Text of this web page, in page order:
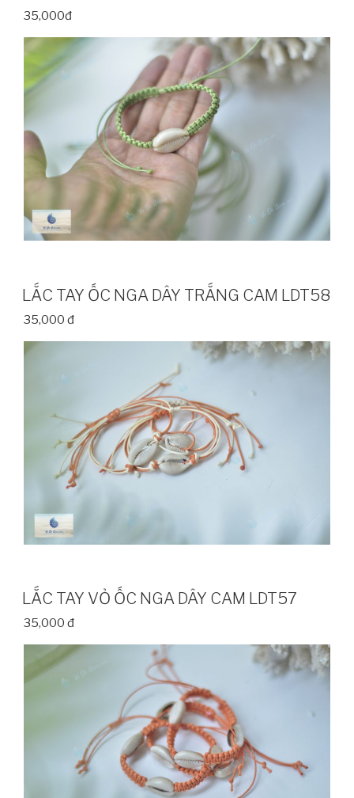
35,000đ
LẮC TAY ỐC NGA DÂY TRẮNG CAM LDT58
35,000 đ
LẮC TAY VỎ ỐC NGA DÂY CAM LDT57
35,000 đ